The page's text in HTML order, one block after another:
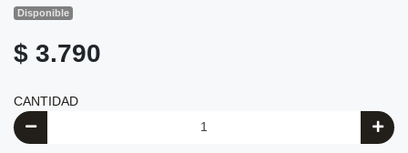
Disponible
$ 3.790
CANTIDAD